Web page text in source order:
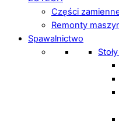
Części
Remonty
Spawalnictwo